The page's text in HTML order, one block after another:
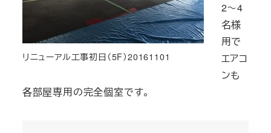
リニューアル工事初日（5F）20161101
2～4
名様
用で
エアコ
ンも
各部屋専用の完全個室です。